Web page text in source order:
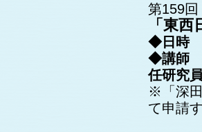
第159
「東
◆日時
◆講師
任研究
※「深
て申請